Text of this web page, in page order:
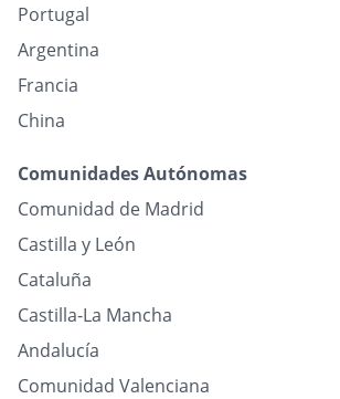
Portugal
Argentina
Francia
China
Comunidades Autónomas
Comunidad de Madrid
Castilla y León
Cataluña
Castilla-La Mancha
Andalucía
Comunidad Valenciana